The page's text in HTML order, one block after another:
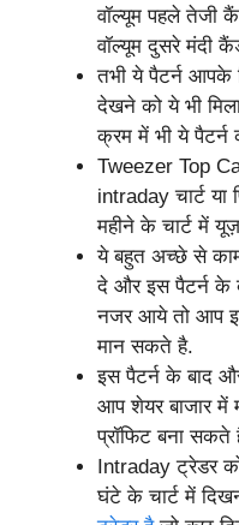
वॉल्यूम पहले तेजी
वॉल्यूम दुसरे मंदी
तभी ये पैटर्न
देखने को ये भी
क्रम में भी ये पैटर्न
Tweezer Top
intraday चार्ट या
महीने के चार्ट में
ये बहुत अच्छे से
दे और इस पैटर्न के
नजर आये तो आप
मान सकते है.
इस पैटर्न के बाद
आप शेयर बाजार में
प्रॉफिट बना सकते
Intraday ट्रेडर
घंटे के चार्ट में